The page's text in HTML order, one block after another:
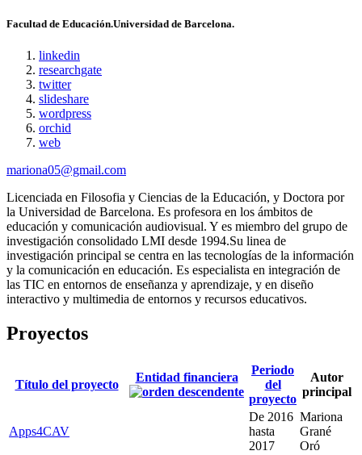
Facultad de Educación.Universidad de Barcelona.
linkedin
researchgate
twitter
slideshare
wordpress
orchid
web
mariona05@gmail.com
Licenciada en Filosofia y Ciencias de la Educación, y Doctora por
la Universidad de Barcelona. Es profesora en los ámbitos de
educación y comunicación audiovisual. Y es miembro del grupo de
investigación consolidado LMI desde 1994.Su linea de
investigación principal se centra en las tecnologías de la información
y la comunicación en educación. Es especialista en integración de
las TIC en entornos de enseñanza y aprendizaje, y en diseño
interactivo y multimedia de entornos y recursos educativos.
Proyectos
Título del proyecto
Entidad financiera
Periodo
del
proyecto
Autor
principal
Apps4CAV
De 2016
hasta
2017
Mariona
Grané
Oró